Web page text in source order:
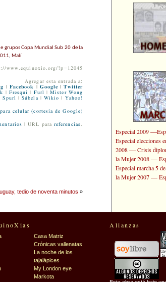
grupos Copa Mundial Sub 20 de la
, Malí
www.equinoxio.org/?p=12045
Agregar esta entrada a:
Facebook Google |Twitter
Fresqui Furl |Mister Wong
|Spurl |Súbela| Wikio Yahoo!
celular (cortesía de Google)
| URL parareferencias.
tedio de noventa minutos »
Especial 2009—
Especial elecciones
2008—Crisis
la Mujer 2008—
Especial marcha 5
la Mujer 2007—
Casa Matriz
Crónicas vallenatas
La noche de los
tajalápices
My London eye
Markota
Alianzas